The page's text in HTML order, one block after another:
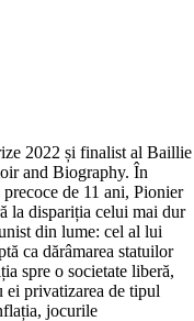
2022 și finalist al Baillie
and Biography. În
de 11 ani, Pionier
la dispariția celui mai dur
din lume: cel al lui
ca dărâmarea statuilor
spre o societate liberă,
ei privatizarea de tipul
jocurile